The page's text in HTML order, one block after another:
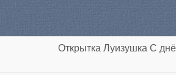
Открытка Луизушка С